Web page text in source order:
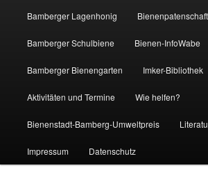
Bamberger Lagenhonig
Bamberger Schulbiene Bienen-InfoWabe
Bamberger Bienengarten Imker-Bibliothek
Aktivitäten und Termine Wie helfen?
Bienenstadt-Bamberg-Umweltpreis
Impressum Datenschutz